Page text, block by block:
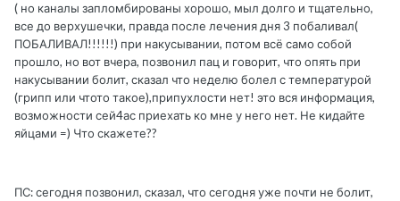
( но каналы запломбированы хорошо, мыл долго и тщательно,
все до верхушечки, правда после лечения дня 3 побаливал(
ПОБАЛИВАЛ!!!!!!) при накусывании, потом всё само собой
прошло, но вот вчера, позвонил пац и говорит, что опять при
накусывании болит, сказал что неделю болел с температурой
(грипп или чтото такое),припухлости нет! это вся информация,
возможности сей4ас приехать ко мне у него нет. Не кидайте
яйцами =) Что скажете??
ПС: сегодня позвонил, сказал, что сегодня уже почти не болит,